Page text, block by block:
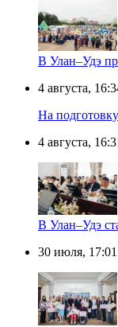
В Улан–Удэ
4 августа,
На
4 августа,
В Улан–Удэ
30 июля, 17:01